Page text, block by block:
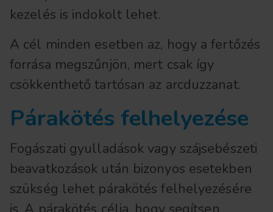
kezelés is indokolt lehet.
A cél minden esetben az, hogy a fertőzés
forrása megszűnjön, mert csak így
csökkenthető tartósan az arcduzzanat.
Párakötés felhelyezése
Fogászati gyulladások vagy szájsebészeti
beavatkozások után bizonyos esetekben
szükség lehet párakötés felhelyezésére